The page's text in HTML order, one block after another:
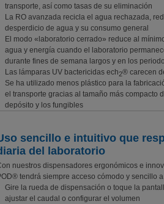
transporte, así como tasas de su eliminación
La RO avanzada recicla el agua rechazada,
desperdicio de agua y su consumo general
El modo «laboratorio cerrado» reduce al
agua y energía cuando el laboratorio
durante fines de semana largos y en los
Las lámparas UV bactericidas ech2® carecen
Se ha utilizado menos plástico para la
el transporte gracias al tamaño más compacto
depósito y los fungibles
sencillo e intuitivo que
del laboratorio
nuestros dispensadores ergonómicos e
tendrá siempre acceso cómodo y sencillo
Gire la rueda de dispensación o toque la
ajustar el caudal o configurar el volumen